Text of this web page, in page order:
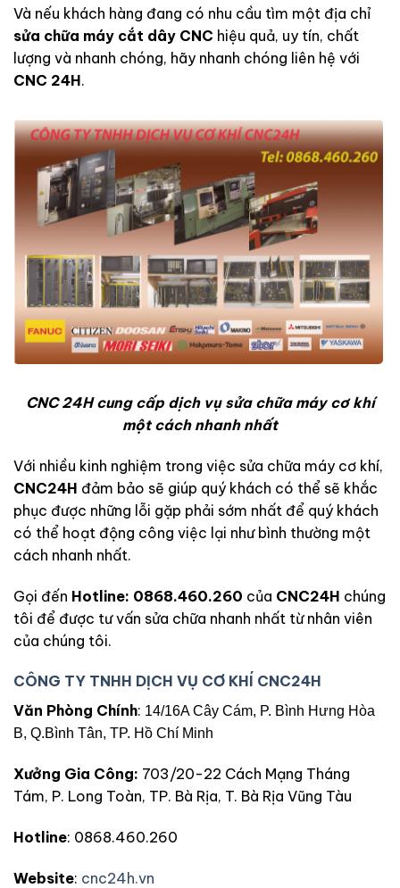
Và nếu khách hàng đang có nhu cầu tìm một địa chỉ
sửa chữa máy cắt dây CNC hiệu quả, uy tín, chất
lượng và nhanh chóng, hãy nhanh chóng liên hệ với
CNC 24H.
CNC 24H cung cấp dịch vụ sửa chữa máy cơ khí
một cách nhanh nhất
Với nhiều kinh nghiệm trong việc sửa chữa máy cơ khí,
CNC24H đảm bảo sẽ giúp quý khách có thể sẽ khắc
phục được những lỗi gặp phải sớm nhất để quý khách
có thể hoạt động công việc lại như bình thường một
cách nhanh nhất.
Gọi đến Hotline: 0868.460.260 của CNC24H chúng
tôi để được tư vấn sửa chữa nhanh nhất từ nhân viên
của chúng tôi.
CÔNG TY TNHH DỊCH VỤ CƠ KHÍ CNC24H
Văn Phòng Chính: 14/16A Cây Cám, P. Bình Hưng Hòa
B, Q.Bình Tân, TP. Hồ Chí Minh
Xưởng Gia Công: 703/20-22 Cách Mạng Tháng
Tám, P. Long Toàn, TP. Bà Rịa, T. Bà Rịa Vũng Tàu
Hotline: 0868.460.260
Website: cnc24h.vn